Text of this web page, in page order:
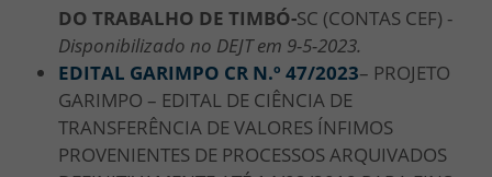
DO TRABALHO DE TIMBÓ-SC (CONTAS CEF) -
Disponibilizado no DEJT em 9-5-2023.
EDITAL GARIMPO CR N.º 47/2023– PROJETO
GARIMPO – EDITAL DE CIÊNCIA DE
TRANSFERÊNCIA DE VALORES ÍNFIMOS
PROVENIENTES DE PROCESSOS ARQUIVADOS